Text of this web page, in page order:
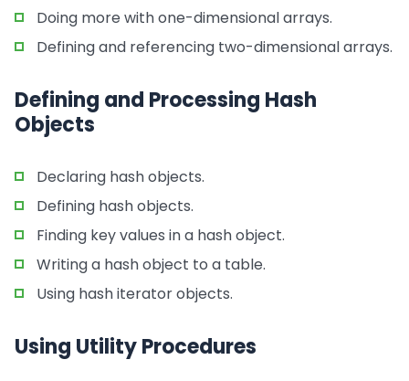
Doing more with one-dimensional arrays.
Defining and referencing two-dimensional arrays.
Defining and Processing Hash
Objects
Declaring hash objects.
Defining hash objects.
Finding key values in a hash object.
Writing a hash object to a table.
Using hash iterator objects.
Using Utility Procedures